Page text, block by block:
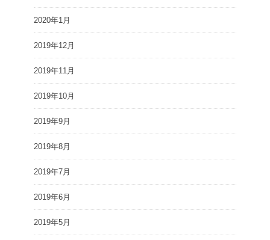
2020年1月
2019年12月
2019年11月
2019年10月
2019年9月
2019年8月
2019年7月
2019年6月
2019年5月